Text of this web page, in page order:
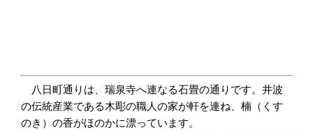
八日町通りは、瑞泉寺へ連なる石畳の通りです。井波
の伝統産業である木彫の職人の家が軒を連ね、楠（くす
のき）の香がほのかに漂っています。